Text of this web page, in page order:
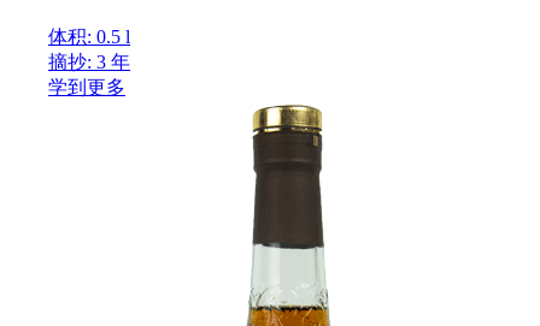
体积: 0.5 l
摘抄: 3 年
学到更多